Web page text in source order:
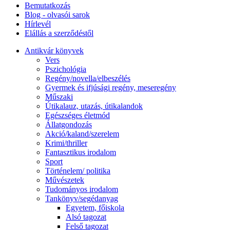
Bemutatkozás
Blog - olvasói sarok
Hírlevél
Elállás a szerződéstől
Antikvár könyvek
Vers
Pszichológia
Regény/novella/elbeszélés
Gyermek és ifjúsági regény, meseregény
Műszaki
Útikalauz, utazás, útikalandok
Egészséges életmód
Állatgondozás
Akció/kaland/szerelem
Krimi/thriller
Fantasztikus irodalom
Sport
Történelem/ politika
Művészetek
Tudományos irodalom
Tankönyv/segédanyag
Egyetem, főiskola
Alsó tagozat
Felső tagozat